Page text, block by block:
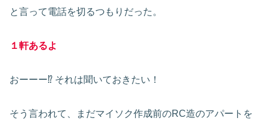
と言って電話を切るつもりだった。
１軒あるよ
おーーー⁉ それは聞いておきたい！
そう言われて、まだマイソク作成前のRC造のアパートを